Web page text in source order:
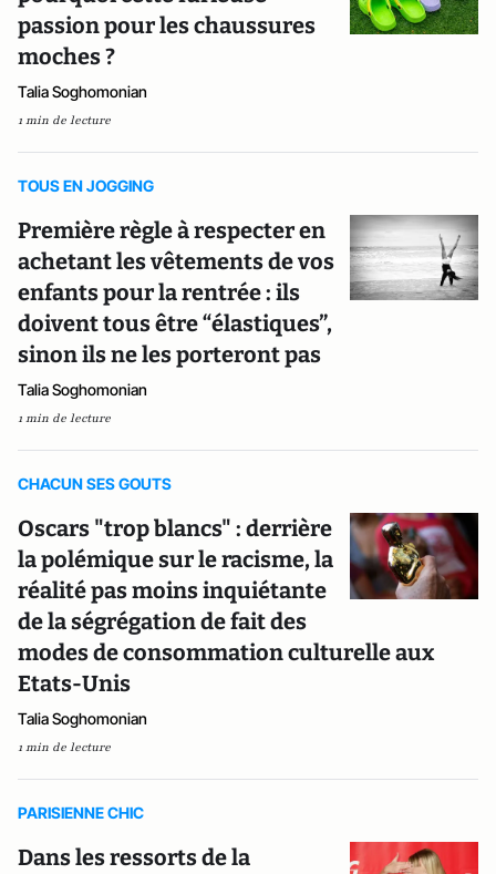
passion pour les chaussures
moches ?
Talia Soghomonian
1 min de lecture
TOUS EN JOGGING
Première règle à respecter en
achetant les vêtements de vos
enfants pour la rentrée : ils
doivent tous être “élastiques”,
sinon ils ne les porteront pas
Talia Soghomonian
1 min de lecture
CHACUN SES GOUTS
Oscars "trop blancs" : derrière
la polémique sur le racisme, la
réalité pas moins inquiétante
de la ségrégation de fait des
modes de consommation culturelle aux
Etats-Unis
Talia Soghomonian
1 min de lecture
PARISIENNE CHIC
Dans les ressorts de la